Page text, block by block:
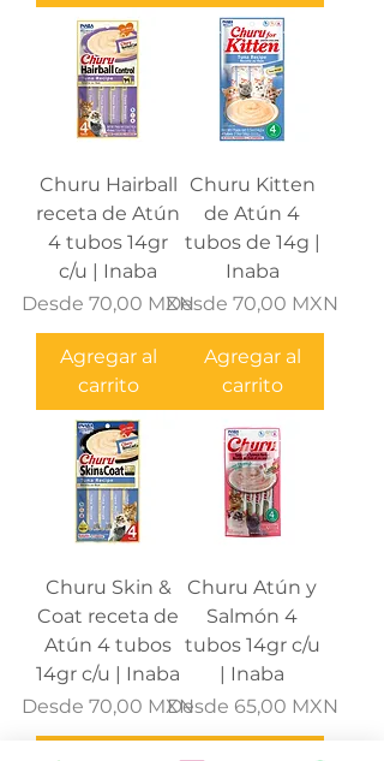
Churu Hairball
receta de Atún
4 tubos 14gr
c/u | Inaba
Desde 70,00 MXN
Precio de oferta
Agregar al
carrito
Churu Kitten
de Atún 4
tubos de 14g |
Inaba
Desde 70,00 MXN
Precio de oferta
Agregar al
carrito
Churu Skin &
Coat receta de
Atún 4 tubos
14gr c/u | Inaba
Desde 70,00 MXN
Precio de oferta
Churu Atún y
Salmón 4
tubos 14gr c/u
| Inaba
Desde 65,00 MXN
Precio de oferta